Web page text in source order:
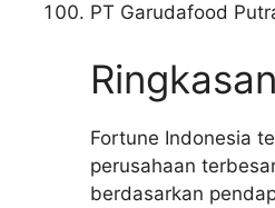
PT Garudafood
Ringkasan
Fortune Indonesia
perusahaan
berdasarkan